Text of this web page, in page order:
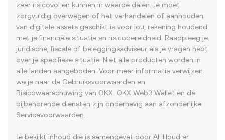
zeer risicovol en kunnen in waarde dalen. Je moet
zorgvuldig overwegen of het verhandelen of aanhouden
van digitale assets geschikt is voor jou, rekening houdend
met je financiële situatie en risicobereidheid. Raadpleeg je
juridische, fiscale of beleggingsadviseur als je vragen hebt
over je specifieke situatie. Niet alle producten worden in
alle landen aangeboden. Voor meer informatie verwijzen
we je naar de Gebruiksvoorwaarden en
Risicowaarschuwing van OKX. OKX Web3 Wallet en de
bijbehorende diensten zijn onderhevig aan afzonderlijke
Servicevoorwaarden
Je bekijkt inhoud die is samengevat door AI. Houd er